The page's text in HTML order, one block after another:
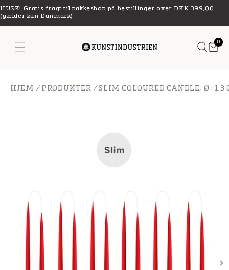
Gå til
indhold
HUSK! Gratis fragt til pakkeshop på bestillinger over DKK 399,00
(gælder kun Danmark)
da.general.menu Kurv
00
HJEM /PRODUKTER/SLIM COLOURED CANDLE, Ø=1.3